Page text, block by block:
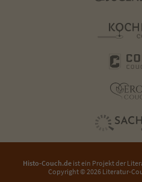
Histo-Couch.de ist ein Projekt der
Copyright © 2026 Literatur-